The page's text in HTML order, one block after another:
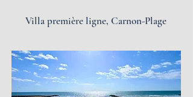
Villa première ligne, Carnon-Plage